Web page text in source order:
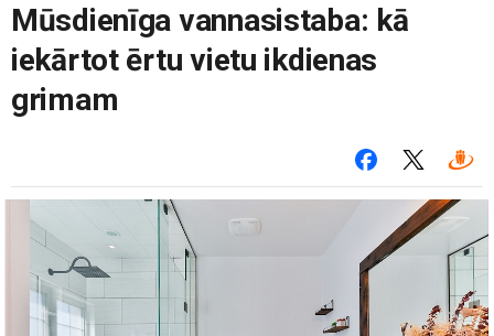
Mūsdienīga vannasistaba: kā
iekārtot ērtu vietu ikdienas
grimam